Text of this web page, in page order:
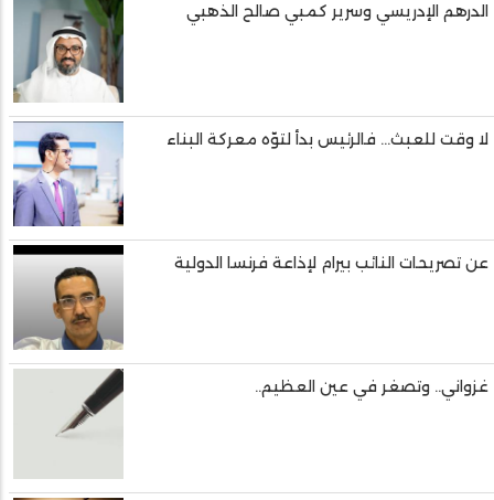
الدرهم الإدريسي وسرير كمبي صالح الذهبي
لا وقت للعبث... فالرئيس بدأ لتوّه معركة البناء
عن تصريحات النائب بيرام لإذاعة فرنسا الدولية
غزواني.. وتصغر في عين العظيم..